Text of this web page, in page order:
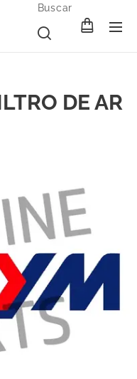
Buscar
DE AR